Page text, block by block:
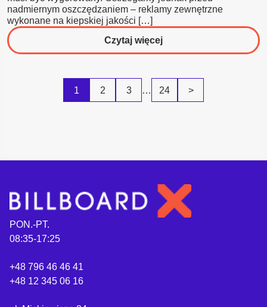
nadmiernym oszczędzaniem – reklamy zewnętrzne
wykonane na kiepskiej jakości […]
Czytaj więcejo
Ile
reklama
na
Czynniki
na
cenę
billboardu
1 2 3 … 24 >
PON.-PT.
08:35-17:25
+48 796 46 46 41
+48 12 345 06 16